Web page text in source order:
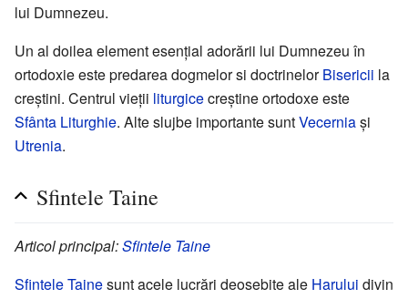
lui Dumnezeu.
Un al doilea element esențial adorării lui Dumnezeu în
ortodoxie este predarea dogmelor si doctrinelorBisericii la
creștini. Centrul vieții liturgicecreștine ortodoxe este
Sfânta Liturghie. Alte slujbe importante suntVecerniași
Utrenia.
Sfintele Taine
Articol principal:Sfintele Taine
Sfintele Tainesunt acele lucrări deosebite ale Harului divin